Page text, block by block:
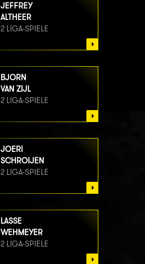
JEFFREY
ALTHEER
2 LIGA-SPIELE
BJORN
VAN ZIJL
2 LIGA-SPIELE
JOERI
SCHROIJEN
2 LIGA-SPIELE
LASSE
WEHMEYER
2 LIGA-SPIELE